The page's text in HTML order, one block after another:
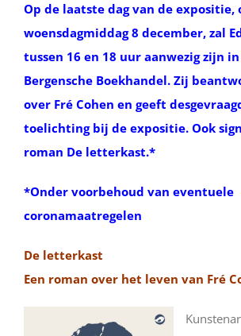
Op de laatste dag van de expositie,
woensdagmiddag 8 december, zal
tussen 16 en 18 uur aanwezig zijn
Bergensche Boekhandel. Zij
over Fré Cohen en geeft
toelichting bij de expositie. Ook
roman De letterkast.*
*Onder voorbehoud van eventuele
coronamaatregelen
De letterkast
Een roman over het leven van Fré